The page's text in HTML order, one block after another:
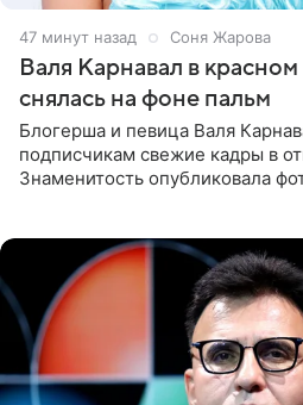
47 минут назад Соня Жарова
Валя Карнавал в
снялась на фоне пальм
Блогерша и певица Валя
подписчикам свежие кадры в
Знаменитость опубликовала